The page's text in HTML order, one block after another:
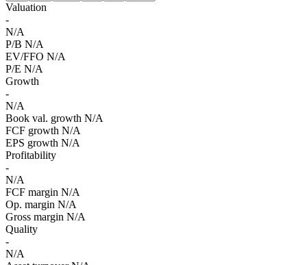
Valuation
-
N/A
P/B N/A
EV/FFO N/A
P/E N/A
Growth
-
N/A
Book val. growth N/A
FCF growth N/A
EPS growth N/A
Profitability
-
N/A
FCF margin N/A
Op. margin N/A
Gross margin N/A
Quality
-
N/A